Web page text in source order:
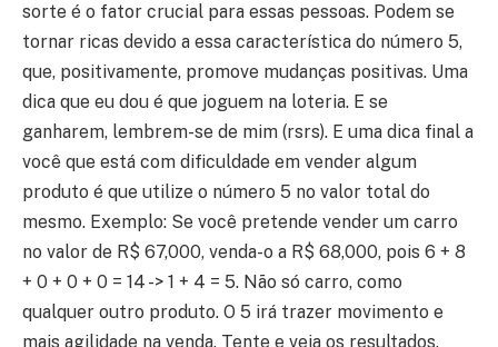
sorte é o fator crucial para essas pessoas. Podem se
tornar ricas devido a essa característica do número 5,
que, positivamente, promove mudanças positivas. Uma
dica que eu dou é que joguem na loteria. E se
ganharem, lembrem-se de mim (rsrs). E uma dica final a
você que está com dificuldade em vender algum
produto é que utilize o número 5 no valor total do
mesmo. Exemplo: Se você pretende vender um carro
no valor de R$ 67,000, venda-o a R$ 68,000, pois 6 + 8
+ 0 + 0 + 0 = 14 -> 1 + 4 = 5. Não só carro, como
qualquer outro produto. O 5 irá trazer movimento e
mais agilidade na venda. Tente e veja os resultados.